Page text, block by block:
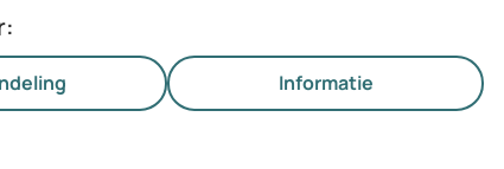
Informatie